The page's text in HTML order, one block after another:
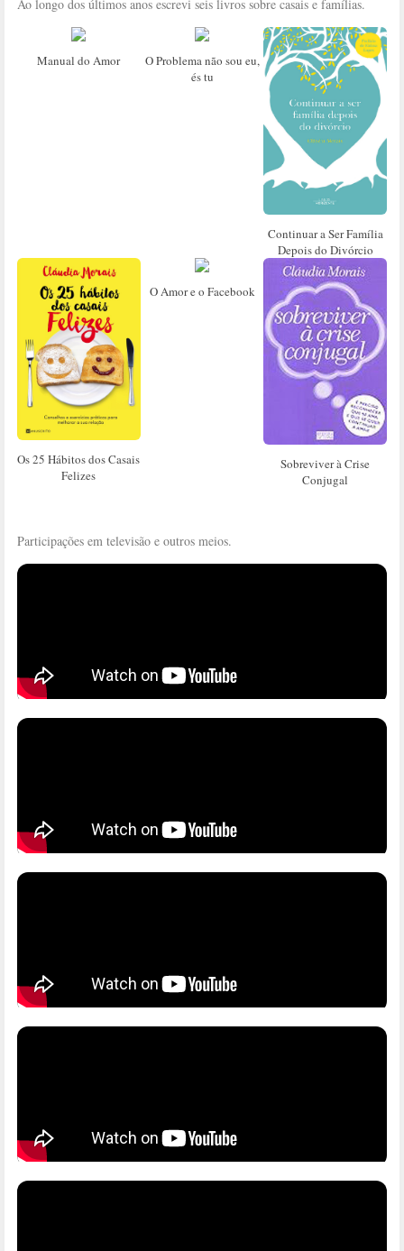
Ao longo dos últimos anos escrevi seis livros sobre casais e famílias.
Manual do Amor
O Problema não sou eu,
és tu
Continuar a Ser Família
Depois do Divórcio
Os 25 Hábitos dos Casais
Felizes
O Amor e o Facebook
Sobreviver à Crise
Conjugal
Participações em televisão e outros meios.